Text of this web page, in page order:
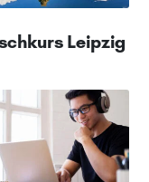
Leipzig